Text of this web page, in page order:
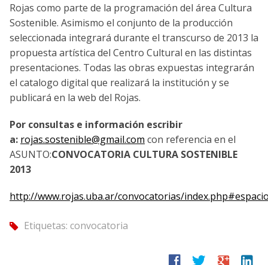
Rojas como parte de la programación del área Cultura
Sostenible. Asimismo el conjunto de la producción
seleccionada integrará durante el transcurso de 2013 la
propuesta artística del Centro Cultural en las distintas
presentaciones. Todas las obras expuestas integrarán
el catalogo digital que realizará la institución y se
publicará en la web del Rojas.
Por consultas e información escribir
a: rojas.sostenible@gmail.com con referencia en el
ASUNTO:CONVOCATORIA CULTURA SOSTENIBLE
2013
http://www.rojas.uba.ar/convocatorias/
tag Etiquetas: convocatoria
facebook twitter google linkedin